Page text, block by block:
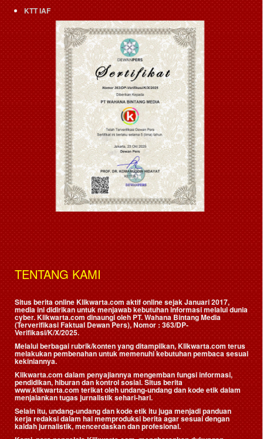
KTT IAF
TENTANG KAMI
Situs berita online Klikwarta.com aktif online sejak Januari 2017,
media ini didirikan untuk menjawab kebutuhan informasi melalui dunia
cyber. Klikwarta.com dinaungi oleh PT. Wahana Bintang Media
(Terverifikasi Faktual Dewan Pers), Nomor : 363/DP-
Verifikasi/K/X/2025.
Melalui berbagai rubrik/konten yang ditampilkan, Klikwarta.com terus
melakukan pembenahan untuk memenuhi kebutuhan pembaca sesuai
kekiniannya.
Klikwarta.com dalam penyajiannya mengemban fungsi informasi,
pendidikan, hiburan dan kontrol sosial. Situs berita
www.klikwarta.com terikat oleh undang-undang dan kode etik dalam
menjalankan tugas jurnalistik sehari-hari.
Selain itu, undang-undang dan kode etik itu juga menjadi panduan
kerja redaksi dalam hal memproduksi berita agar sesuai dengan
kaidah jurnalistik, mencerdaskan dan profesional.